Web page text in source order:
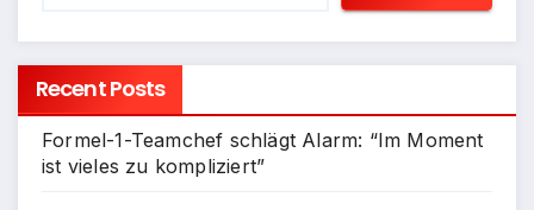
Recent Posts
Formel-1-Teamchef schlägt Alarm: “Im Moment
ist vieles zu kompliziert”